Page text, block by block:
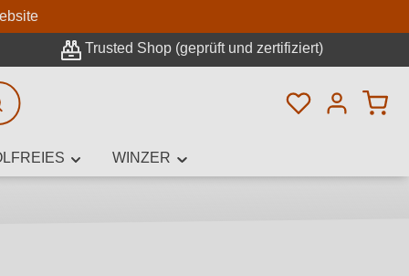
Trusted Shop (geprüft und zertifiziert)
Du hast 0
WINZER
Suche